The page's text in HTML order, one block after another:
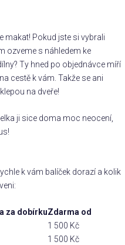
makat! Pokud jste si vybrali
ozveme s náhledem ke
Ty hned po objednávce míří
cestě k vám. Takže se ani
na dveře!
ji sice doma moc neocení,
k vám balíček dorazí a kolik
za dobírkuZdarma od
1 500 Kč
1 500 Kč